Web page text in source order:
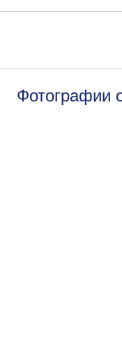
Фотографии